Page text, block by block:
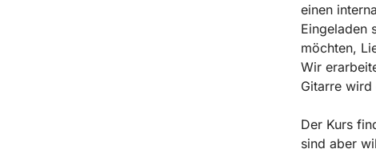
einen
Eingeladen
möchten,
Wir
Gitarre wird
Der Kurs
sind aber